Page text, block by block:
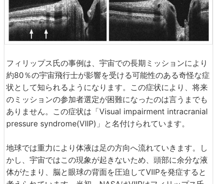
フィリップス氏の事例は、宇宙での長期ミッションにより
約80％の宇宙飛行士が影響を受ける可能性のある奇怪な症
状として知られるようになります。この症状により、将来
のミッションの参加者選定が困難になったのは言うまでも
ありません。この症状は「Visual impairment intracranial
pressure syndrome(VIIP)」と名付けられています。
地球では重力により体液は足の方向へ流れていきます。し
かし、宇宙ではこの現象が起きないため、頭部に余分な液
体がたまり、脳と眼球の背面を圧迫してVIIPを発症すると